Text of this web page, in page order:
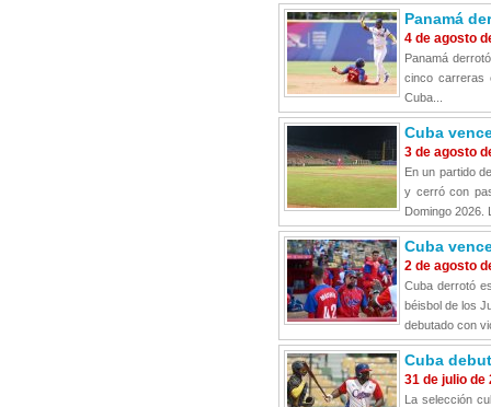
Panamá
4 de agosto
Panamá
cinco carreras
Cuba...
Cuba
3 de agosto
En un partido
y cerró con
Domingo 2026.
Cuba
2 de agosto
Cuba derrotó
béisbol de los
debutado con
Cuba
31 de julio de
La selección